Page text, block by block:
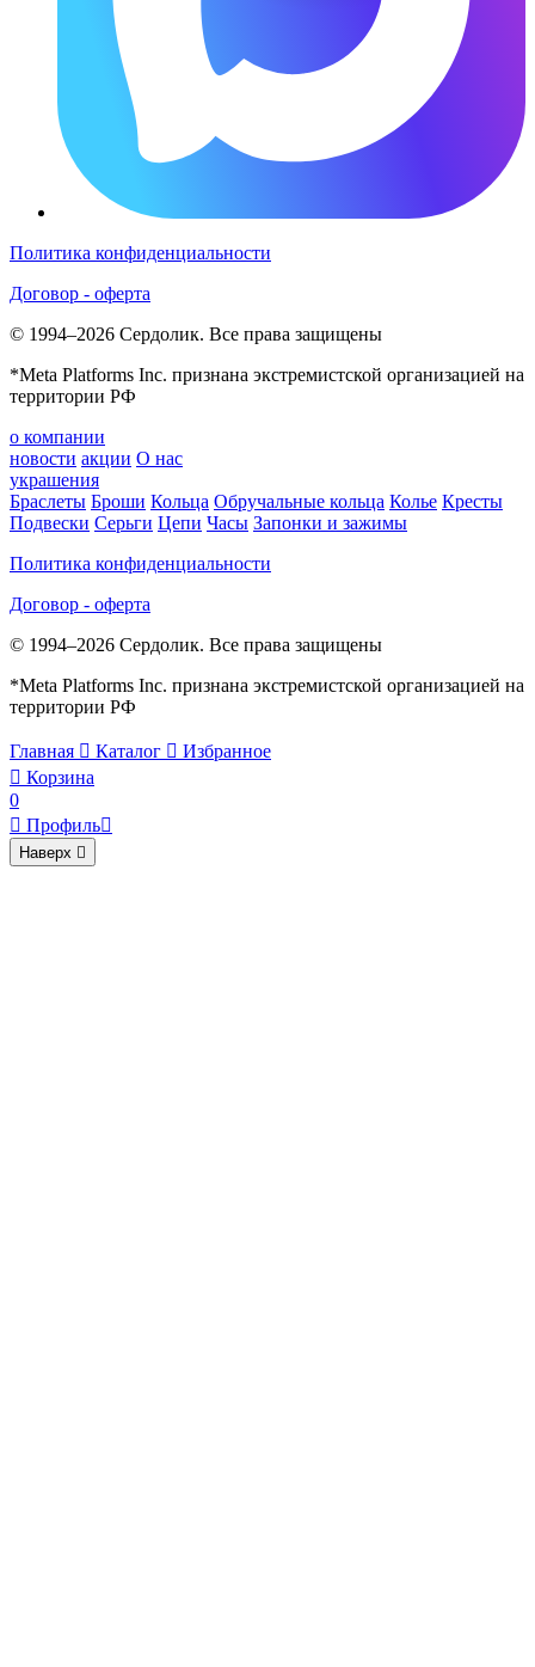
Политика конфиденциальности
Договор - оферта
© 1994–2026 Сердолик. Все права защищены
*Meta Platforms Inc. признана экстремистской организацией на
территории РФ
о компании
новости акции О нас
украшения
Браслеты Броши Кольца Обручальные кольца Колье Кресты
Подвески Серьги Цепи Часы Запонки и зажимы
Политика конфиденциальности
Договор - оферта
© 1994–2026 Сердолик. Все права защищены
*Meta Platforms Inc. признана экстремистской организацией на
территории РФ
Главная  Каталог  Избранное
 Корзина
0
 Профиль
Наверх 